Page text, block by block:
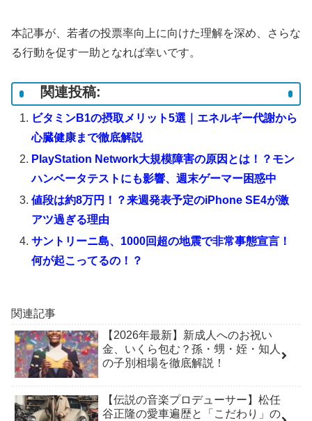
本記事が、若者の投票率向上に向けた理解を深め、さらな
る行動を促す一助となれば幸いです。
関連投稿:
ビタミンB1の摂取メリット5選｜エネルギー代謝から
心臓健康まで徹底解説
PlayStation Network大規模障害の原因とは！？モン
ハンベータテストにも影響、週末ゲーマー困惑中
値段は約8万円！？来週発表予定のiPhone SE4が激
アツ過ぎる理由
サントリーニ島、1000回超の地震で非常事態宣言！
何が起こってるの！？
関連記事
【2026年最新】新成人へのお祝い
金、いくら包む？孫・甥・姪・知人
の子別相場を徹底解説！
【伝説の音楽プロデューサー】松任
谷正隆の愛車遍歴と「こだわり」の